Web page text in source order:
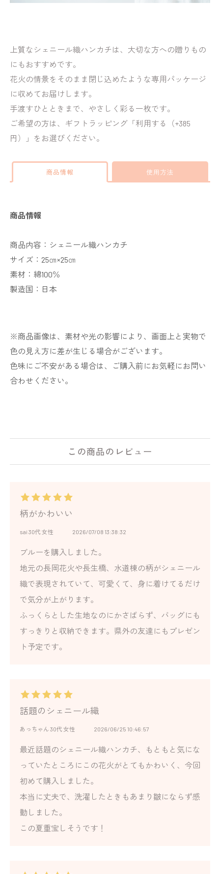
上質なシェニール織ハンカチは、大切な方への贈りもの
にもおすすめです。
花火の情景をそのまま閉じ込めたような専用パッケージ
に収めてお届けします。
手渡すひとときまで、やさしく彩る一枚です。
ご希望の方は、ギフトラッピング「利用する（+385
円）」をお選びください。
商品情報 使用方法
商品情報
商品内容：シェニール織ハンカチ
サイズ：25㎝×25㎝
素材：綿100％
製造国：日本
※商品画像は、素材や光の影響により、画面上と実物で
色の見え方に差が生じる場合がございます。
色味にご不安がある場合は、ご購入前にお気軽にお問い
合わせください。
この商品のレビュー
柄がかわいい
sai 30代 女性 2026/07/08 13:38:32
ブルーを購入しました。
地元の長岡花火や長生橋、水道棟の柄がシェニール
織で表現されていて、可愛くて、身に着けてるだけ
で気分が上がります。
ふっくらとした生地なのにかさばらず、バッグにも
すっきりと収納できます。県外の友達にもプレゼン
ト予定です。
話題のシェニール織
あっちゃん 30代 女性 2026/06/25 10:46:57
最近話題のシェニール織ハンカチ、もともと気にな
っていたところにこの花火がとてもかわいく、今回
初めて購入しました。
本当に丈夫で、洗濯したときもあまり皺にならず感
動しました。
この夏重宝しそうです！